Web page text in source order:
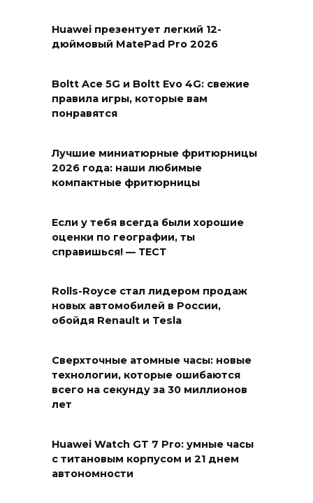
Huawei презентует легкий 12-
дюймовый MatePad Pro 2026
Boltt Ace 5G и Boltt Evo 4G: свежие
правила игры, которые вам
понравятся
Лучшие миниатюрные фритюрницы
2026 года: наши любимые
компактные фритюрницы
Если у тебя всегда были хорошие
оценки по географии, ты
справишься! — ТЕСТ
Rolls-Royce стал лидером продаж
новых автомобилей в России,
обойдя Renault и Tesla
Сверхточные атомные часы: новые
технологии, которые ошибаются
всего на секунду за 30 миллионов
лет
Huawei Watch GT 7 Pro: умные часы
с титановым корпусом и 21 днем
автономности